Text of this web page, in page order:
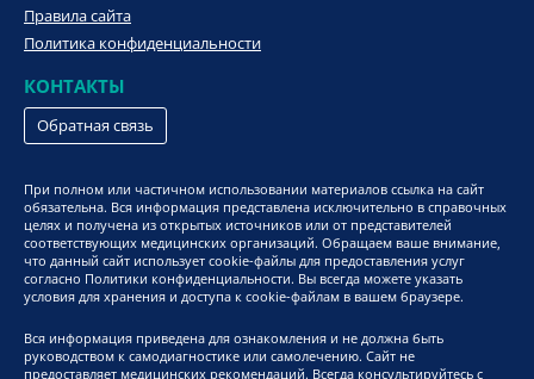
Правила сайта
Политика конфиденциальности
КОНТАКТЫ
Обратная связь
При полном или частичном использовании материалов ссылка на сайт
обязательна. Вся информация представлена исключительно в справочных
целях и получена из открытых источников или от представителей
соответствующих медицинских организаций. Обращаем ваше внимание,
что данный сайт использует cookie-файлы для предоставления услуг
согласно Политики конфиденциальности. Вы всегда можете указать
условия для хранения и доступа к cookie-файлам в вашем браузере.
Вся информация приведена для ознакомления и не должна быть
руководством к самодиагностике или самолечению. Сайт не
предоставляет медицинских рекомендаций. Всегда консультируйтесь с